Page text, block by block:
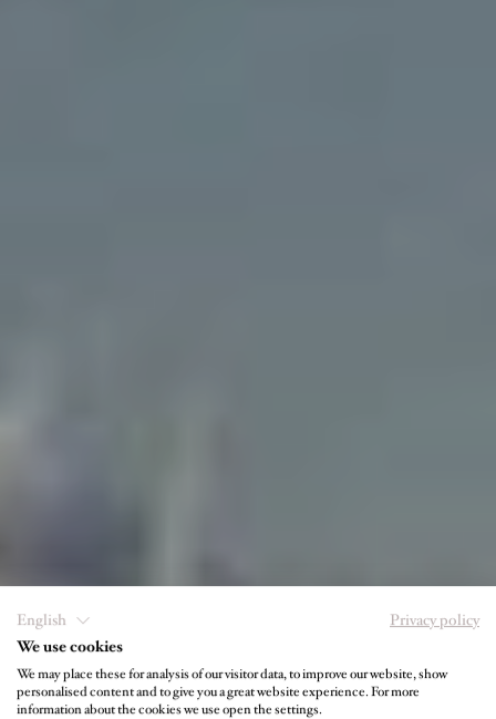
DAS JUFFING SPA AUF EINEN BLICK
English
Privacy policy
We use cookies
We may place these for analysis of our visitor data, to improve our website, show
personalised content and to give you a great website experience. For more
information about the cookies we use open the settings.